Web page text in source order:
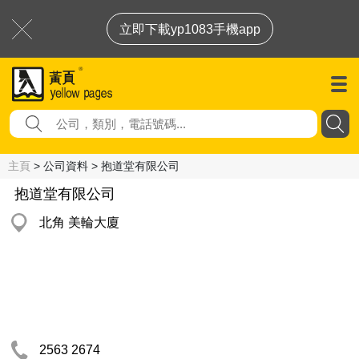
立即下載yp1083手機app
主頁 > 公司資料 > 抱道堂有限公司
抱道堂有限公司
北角 美輪大廈
2563 2674